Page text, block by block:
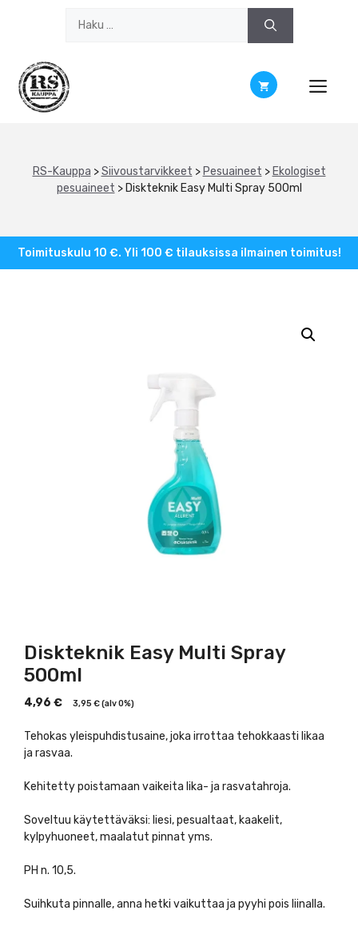
RS-Kauppa >Siivoustarvikkeet > Pesuaineet > Ekologiset
pesuaineet > Diskteknik Easy Multi Spray 500ml
Toimituskulu 10 €. Yli 100 € tilauksissa ilmainen toimitus!
Diskteknik Easy Multi Spray
500ml
4,96 € 3,95 €(alv 0%)
Tehokas yleispuhdistusaine, joka irrottaa tehokkaasti likaa
ja rasvaa.
Kehitetty poistamaan vaikeita lika- ja rasvatahroja.
Soveltuu käytettäväksi: liesi, pesualtaat, kaakelit,
kylpyhuoneet, maalatut pinnat yms.
PH n. 10,5.
Suihkuta pinnalle, anna hetki vaikuttaa ja pyyhi pois liinalla.